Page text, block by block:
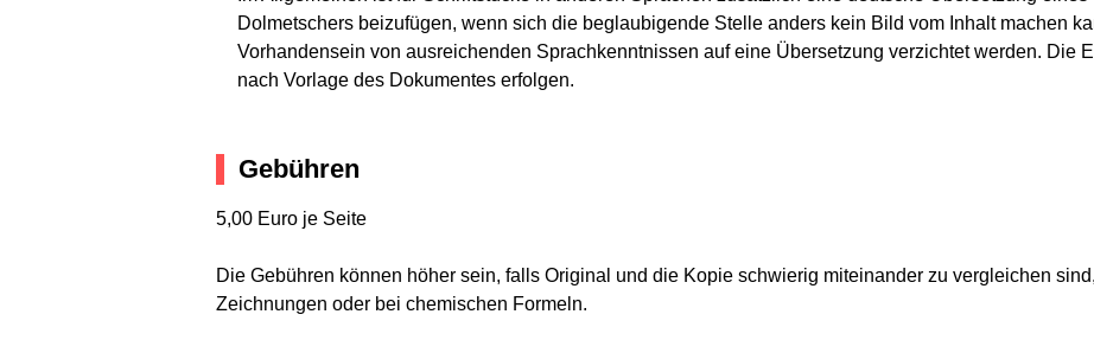
Dolmetschers beizufügen, wenn sich die beglaubigende Stelle anders kein Bild vom Inhalt machen
Vorhandensein von ausreichenden Sprachkenntnissen auf eine Übersetzung verzichtet werden. Die
nach Vorlage des Dokumentes erfolgen.
Gebühren
5,00 Euro je Seite
Die Gebühren können höher sein, falls Original und die Kopie schwierig miteinander zu vergleichen
Zeichnungen oder bei chemischen Formeln.